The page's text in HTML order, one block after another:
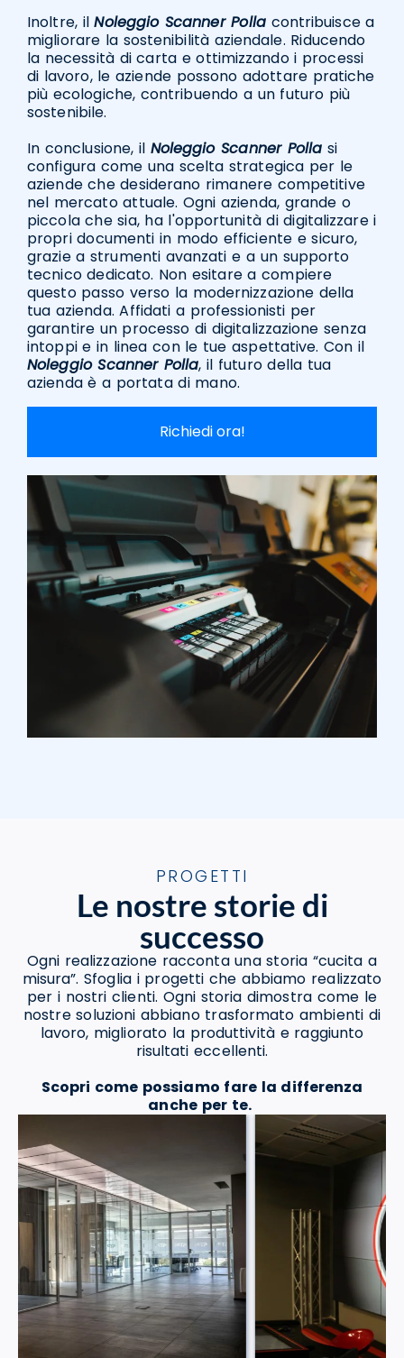
Inoltre, ilNoleggio Scanner Pollacontribuisce a
migliorare la sostenibilità aziendale. Riducendo
la necessità di carta e ottimizzando i processi
di lavoro, le aziende possono adottare pratiche
più ecologiche, contribuendo a un futuro più
sostenibile.
In conclusione, il Noleggio Scanner Polla si
configura come una scelta strategica per le
aziende che desiderano rimanere competitive
nel mercato attuale. Ogni azienda, grande o
piccola che sia, ha l'opportunità di digitalizzare i
propri documenti in modo efficiente e sicuro,
grazie a strumenti avanzati e a un supporto
tecnico dedicato. Non esitare a compiere
questo passo verso la modernizzazione della
tua azienda. Affidati a professionisti per
garantire un processo di digitalizzazione senza
intoppi e in linea con le tue aspettative. Con il
Noleggio Scanner Polla, il futuro della tua
azienda è a portata di mano.
Richiedi ora!
PROGETTI
Le nostre storie di
successo
Ogni realizzazione racconta una storia “cucita a
misura”. Sfoglia i progetti che abbiamo realizzato
per i nostri clienti. Ogni storia dimostra come le
nostre soluzioni abbiano trasformato ambienti di
lavoro, migliorato la produttività e raggiunto
risultati eccellenti.
Scopri come possiamo fare la differenza
anche per te.